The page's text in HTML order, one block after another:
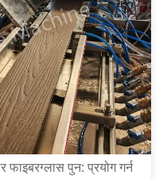
फाइबरग्लास पुन: प्रयोग गर्न